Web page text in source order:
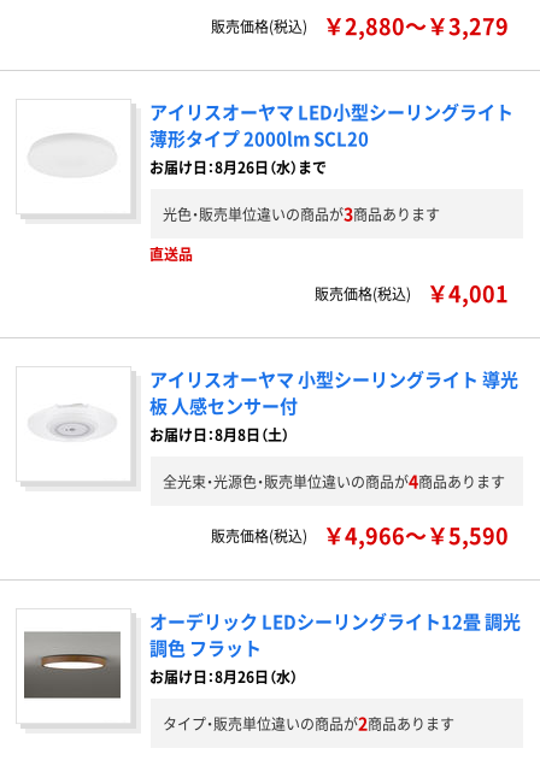
販売価格(税込) ￥2,880～￥3,279
アイリスオーヤマ LED小型シーリングライト
薄形タイプ 2000lm SCL20
お届け日：8月26日（水）まで
光色・販売単位違いの商品が3商品あります
直送品
販売価格(税込)
￥4,001
アイリスオーヤマ 小型シーリングライト 導光
板 人感センサー付
お届け日：8月8日（土）
全光束・光源色・販売単位違いの商品が4商品あります
販売価格(税込) ￥4,966～￥5,590
オーデリック LEDシーリングライト12畳 調光
調色 フラット
お届け日：8月26日（水）
タイプ・販売単位違いの商品が2商品あります